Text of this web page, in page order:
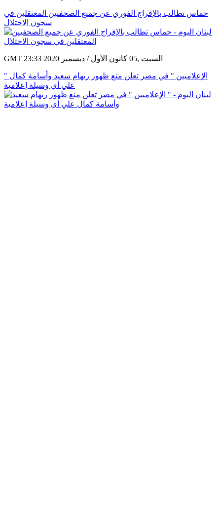
حماس تطالب بالإفراج الفوري عن جميع الصحفيين المعتقلين في
سجون الاحتلال
GMT 23:33 2020 السبت ,05 كانون الأول / ديسمبر
" الإعلاميين " في مصر تعلن منع ظهور ريهام سعيد وأسامة كمال
علي أي وسيلة إعلامية